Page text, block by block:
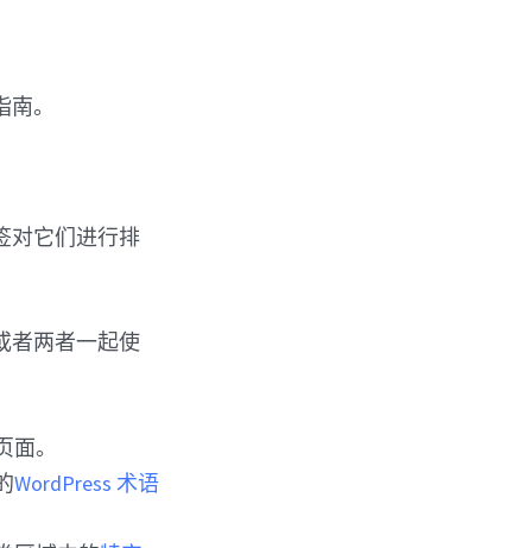
南。
对它们进行排
者两者一起使
面。
WordPress 术语